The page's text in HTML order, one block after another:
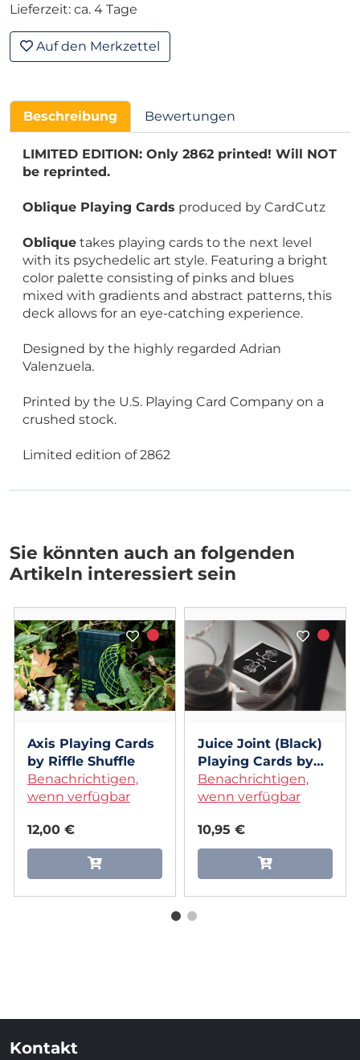
Lieferzeit: ca. 4 Tage
Auf den Merkzettel
Beschreibung Bewertungen
LIMITED EDITION: Only 2862 printed! Will NOT
be reprinted.
Oblique Playing Cards produced by CardCutz
Oblique takes playing cards to the next level
with its psychedelic art style. Featuring a bright
color palette consisting of pinks and blues
mixed with gradients and abstract patterns, this
deck allows for an eye-catching experience.
Designed by the highly regarded Adrian
Valenzuela.
Printed by the U.S. Playing Card Company on a
crushed stock.
Limited edition of 2862
Sie könnten auch an folgenden
Artikeln interessiert sein
Axis Playing Cards
by Riffle Shuffle
Benachrichtigen,
wenn verfügbar
12,00 €
Juice Joint (Black)
Playing Cards by
Michael McClure
Benachrichtigen,
wenn verfügbar
10,95 €
Kontakt